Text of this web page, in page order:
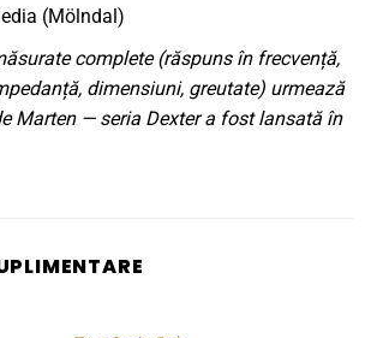
(Mölndal)
complete (răspuns în frecvență,
dimensiuni, greutate) urmează
Marten — seria Dexter a fost lansată în